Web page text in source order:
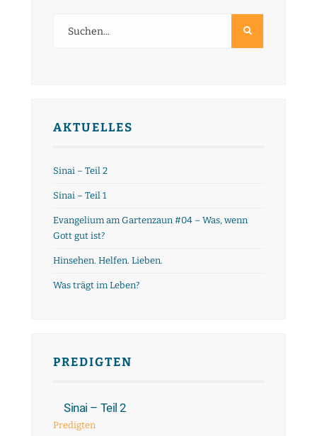
AKTUELLES
Sinai – Teil 2
Sinai – Teil 1
Evangelium am Gartenzaun #04 – Was, wenn
Gott gut ist?
Hinsehen. Helfen. Lieben.
Was trägt im Leben?
PREDIGTEN
Sinai – Teil 2
Predigten